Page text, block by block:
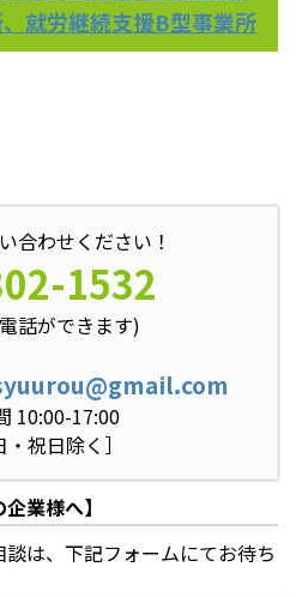
就労継続支援B型事業所
合わせください！
1532
話ができます)
10:00-17:00
・祝日除く］
業様へ】
は、下記フォームにてお待ち